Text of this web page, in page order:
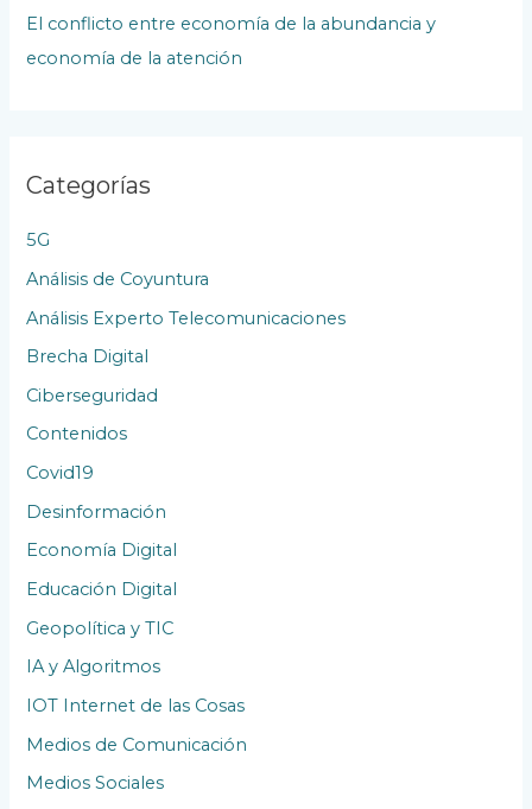
l
i
n
e
s
El conflicto entre economía de la abundancia y
economía de la atención
Categorías
5G
Análisis de Coyuntura
Análisis Experto Telecomunicaciones
Brecha Digital
Ciberseguridad
Contenidos
Covid19
Desinformación
Economía Digital
Educación Digital
Geopolítica y TIC
IA y Algoritmos
IOT Internet de las Cosas
Medios de Comunicación
Medios Sociales